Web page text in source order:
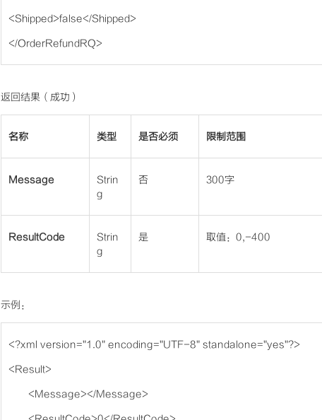
<Shipped>false</Shipped>
</OrderRefundRQ>
返回结果（成功）
名称 类型 是否必须 限制范围
Message
Strin
g
否 300字
ResultCode
Strin
g
是 取值：0,-400
示例：
<?xml version="1.0" encoding="UTF-8" standalone="yes"?>
<Result>
<Message></Message>